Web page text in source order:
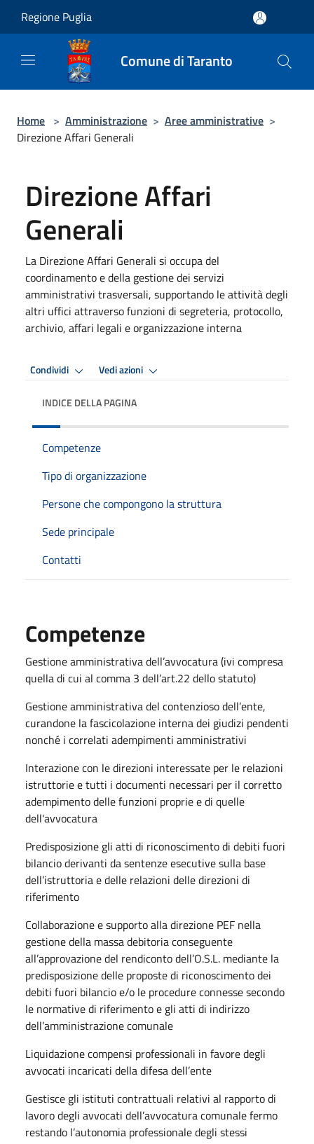
Regione Puglia
Comune di Taranto
Home > Amministrazione > Aree amministrative >
Direzione Affari Generali
Direzione Affari
Generali
La Direzione Affari Generali si occupa del
coordinamento e della gestione dei servizi
amministrativi trasversali, supportando le attività degli
altri uffici attraverso funzioni di segreteria, protocollo,
archivio, affari legali e organizzazione interna
Condividi Vedi azioni
INDICE DELLA PAGINA
Competenze
Tipo di organizzazione
Persone che compongono la struttura
Sede principale
Contatti
Competenze
Gestione amministrativa dell’avvocatura (ivi compresa
quella di cui al comma 3 dell’art.22 dello statuto)
Gestione amministrativa del contenzioso dell’ente,
curandone la fascicolazione interna dei giudizi pendenti
nonché i correlati adempimenti amministrativi
Interazione con le direzioni interessate per le relazioni
istruttorie e tutti i documenti necessari per il corretto
adempimento delle funzioni proprie e di quelle
dell'avvocatura
Predisposizione gli atti di riconoscimento di debiti fuori
bilancio derivanti da sentenze esecutive sulla base
dell’istruttoria e delle relazioni delle direzioni di
riferimento
Collaborazione e supporto alla direzione PEF nella
gestione della massa debitoria conseguente
all’approvazione del rendiconto dell’O.S.L. mediante la
predisposizione delle proposte di riconoscimento dei
debiti fuori bilancio e/o le procedure connesse secondo
le normative di riferimento e gli atti di indirizzo
dell’amministrazione comunale
Liquidazione compensi professionali in favore degli
avvocati incaricati della difesa dell’ente
Gestisce gli istituti contrattuali relativi al rapporto di
lavoro degli avvocati dell’avvocatura comunale fermo
restando l’autonomia professionale degli stessi